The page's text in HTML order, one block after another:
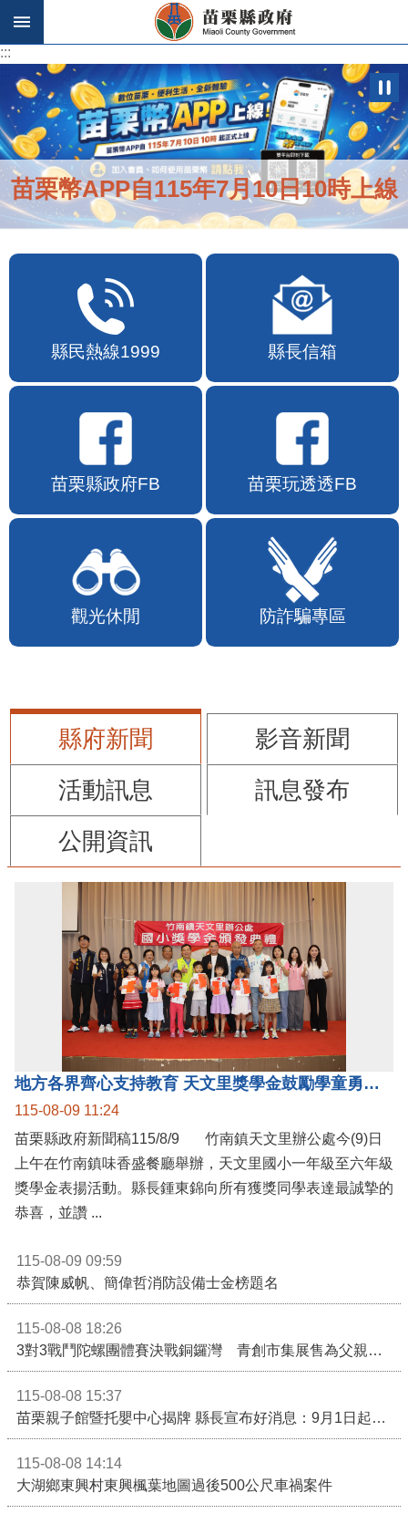
跳到主要內容區塊
:::
苗栗幣APP自115年7月10日10時上線
縣民熱線1999 縣長信箱
苗栗縣政府FB 苗栗玩透透FB
觀光休閒 防詐騙專區
縣府新聞
影音新聞
活動訊息
訊息發布
公開資訊
地方各界齊心支持教育 天文里獎學金鼓勵學童勇敢追夢
115-08-09 11:24
苗栗縣政府新聞稿115/8/9 竹南鎮天文里辦公處今(9)日
上午在竹南鎮味香盛餐廳舉辦，天文里國小一年級至六年級
獎學金表揚活動。縣長鍾東錦向所有獲獎同學表達最誠摯的
恭喜，並讚 ...
115-08-09 09:59
恭賀陳威帆、簡偉哲消防設備士金榜題名
115-08-08 18:26
3對3戰鬥陀螺團體賽決戰銅鑼灣 青創市集展售為父親節增添繽紛
115-08-08 15:37
苗栗親子館暨托嬰中心揭牌 縣長宣布好消息：9月1日起調降臨時托嬰費用
115-08-08 14:14
大湖鄉東興村東興楓葉地圖過後500公尺車禍案件